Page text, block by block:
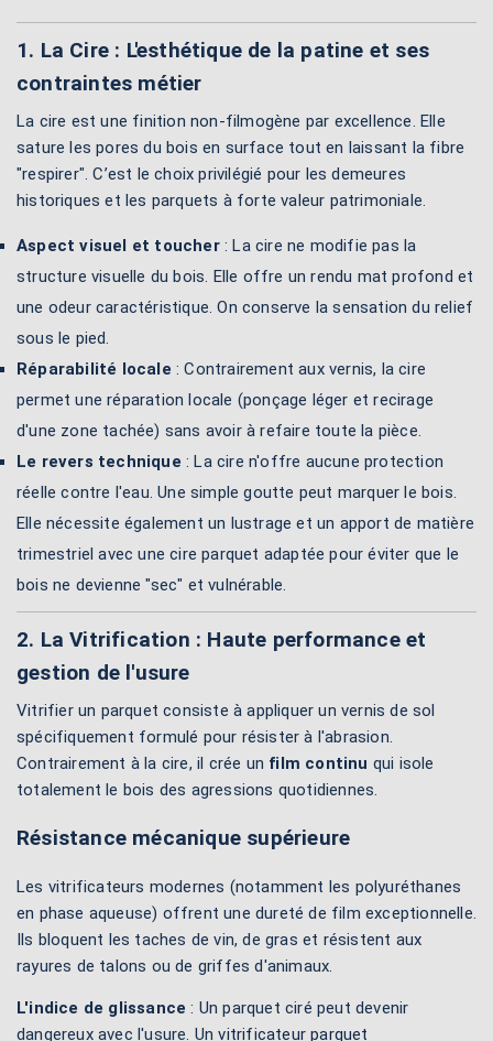
1. La Cire : L'esthétique de la patine et ses
contraintes métier
La cire est une finition non-filmogène par excellence. Elle
sature les pores du bois en surface tout en laissant la fibre
"respirer". C’est le choix privilégié pour les demeures
historiques et les parquets à forte valeur patrimoniale.
Aspect visuel et toucher: La cire ne modifie pas la
structure visuelle du bois. Elle offre un rendu mat profond et
une odeur caractéristique. On conserve la sensation du relief
sous le pied.
Réparabilité locale : Contrairement aux vernis, la cire
permet une réparation locale (ponçage léger et recirage
d'une zone tachée) sans avoir à refaire toute la pièce.
Le revers technique : La cire n'offre aucune protection
réelle contre l'eau. Une simple goutte peut marquer le bois.
Elle nécessite également un lustrage et un apport de matière
trimestriel avec unecire parquet adaptée pour éviter que le
bois ne devienne "sec" et vulnérable.
2. La Vitrification : Haute performance et
gestion de l'usure
Vitrifier un parquet consiste à appliquer un vernis de sol
spécifiquement formulé pour résister à l'abrasion.
Contrairement à la cire, il crée un film continu qui isole
totalement le bois des agressions quotidiennes.
Résistance mécanique supérieure
Les vitrificateurs modernes (notamment les polyuréthanes
en phase aqueuse) offrent une dureté de film exceptionnelle.
Ils bloquent les taches de vin, de gras et résistent aux
rayures de talons ou de griffes d'animaux.
L'indice de glissance : Un parquet ciré peut devenir
dangereux avec l'usure. Unvitrificateur parquet